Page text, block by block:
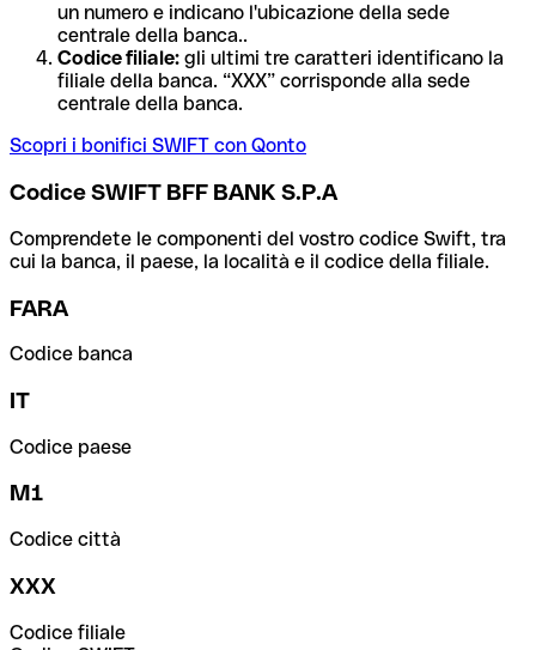
un numero e indicano l'ubicazione della sede
centrale della banca..
Codice filiale: gli ultimi tre caratteri identificano la
filiale della banca. “XXX” corrisponde alla sede
centrale della banca.
Scopri i bonifici SWIFT con Qonto
Codice SWIFT BFF BANK S.P.A
Comprendete le componenti del vostro codice Swift, tra
cui la banca, il paese, la località e il codice della filiale.
FARA
Codice banca
IT
Codice paese
M1
Codice città
XXX
Codice filiale